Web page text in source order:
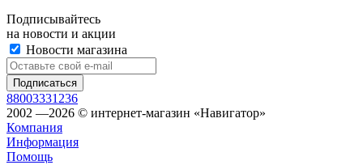
Подписывайтесь
на новости и акции
Новости магазина
88003331236
2002 —2026 © интернет-магазин «Навигатор»
Компания
Информация
Помощь